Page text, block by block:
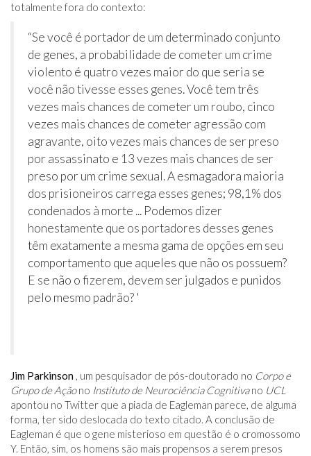
totalmente fora do contexto:
“Se você é portador de um determinado conjunto
de genes, a probabilidade de cometer um crime
violento é quatro vezes maior do que seria se
você não tivesse esses genes. Você tem três
vezes mais chances de cometer um roubo, cinco
vezes mais chances de cometer agressão com
agravante, oito vezes mais chances de ser preso
por assassinato e 13 vezes mais chances de ser
preso por um crime sexual. A esmagadora maioria
dos prisioneiros carrega esses genes; 98,1% dos
condenados à morte ... Podemos dizer
honestamente que os portadores desses genes
têm exatamente a mesma gama de opções em seu
comportamento que aqueles que não os possuem?
E se não o fizerem, devem ser julgados e punidos
pelo mesmo padrão? '
Jim Parkinson , um pesquisador de pós-doutorado no Corpo e
Grupo de Açãono Instituto de Neurociência Cognitivano UCL
apontou no Twitter que a piada de Eagleman parece, de alguma
forma, ter sido deslocada do texto citado. A conclusão de
Eagleman é que o gene misterioso em questão é o cromossomo
Y. Então, sim, os homens são mais propensos a serem presos